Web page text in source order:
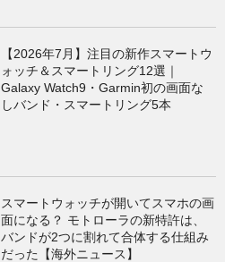
【2026年7月】注目の新作スマートウ
ォッチ＆スマートリング12選｜
Galaxy Watch9・Garmin初の画面な
しバンド・スマートリング5本
スマートウォッチが開いてスマホの画
面になる？ モトローラの新特許は、
バンドが2つに割れて合体する仕組み
だった【海外ニュース】